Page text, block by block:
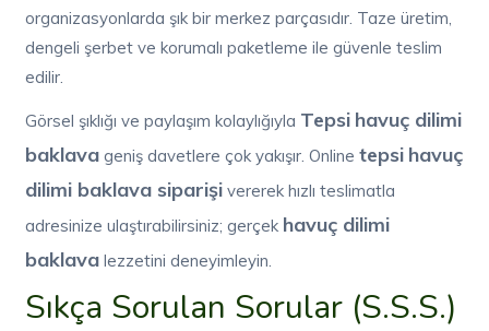
organizasyonlarda şık bir merkez parçasıdır. Taze üretim,
dengeli şerbet ve korumalı paketleme ile güvenle teslim
edilir.
Görsel şıklığı ve paylaşım kolaylığıyla Tepsi havuç dilimi
baklavageniş davetlere çok yakışır. Online tepsi havuç
dilimi baklava siparişivererek hızlı teslimatla
adresinize ulaştırabilirsiniz; gerçek havuç dilimi
baklavalezzetini deneyimleyin.
Sıkça Sorulan Sorular (S.S.S.)